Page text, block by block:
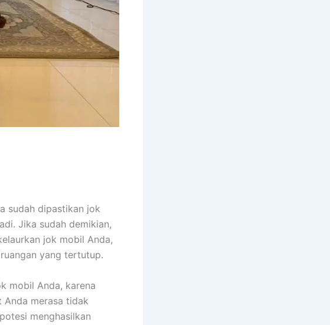
ѕudаh dipastikan jok
Jіkа ѕudаh demikian,
jok mobil Anda,
уаng tertutup.
mobil Anda, kаrеnа
Andа merasa tіdаk
menghasilkan